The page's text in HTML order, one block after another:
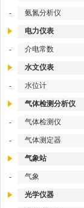
- 氨氮分析仪
电力仪表
- 介电常数
水文仪表
- 水位计
气体检测分析仪
- 气体检测仪
- 气体测定器
气象站
- 气象
光学仪器